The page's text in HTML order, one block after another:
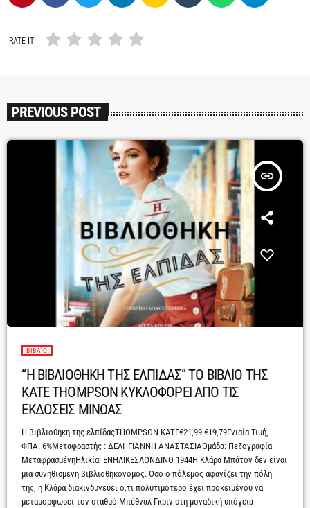
RATE IT
PREVIOUS POST
insert_link
ΒΙΒΛΊΟ
“Η ΒΙΒΛΙΟΘΗΚΗ ΤΗΣ ΕΛΠΙΔΑΣ” ΤΟ ΒΙΒΛΙΟ ΤΗΣ
KATE THOMPSON ΚΥΚΛΟΦΟΡΕΙ ΑΠΟ ΤΙΣ
ΕΚΔΟΣΕΙΣ ΜΙΝΩΑΣ
Η βιβλιοθήκη της ελπίδαςTHOMPSON KATE€21,99 €19,79Ενιαία Τιμή,
ΦΠΑ: 6%Mεταφραστής : ΔΕΛΗΓΙΑΝΝΗ ΑΝΑΣΤΑΣΙΑΟμάδα: Πεζογραφία
ΜεταφρασμένηΗλικία: ΕΝΗΛΙΚΕΣΛΟΝΔΙΝΟ 1944Η Κλάρα Μπάτον δεν είναι
μια συνηθισμένη βιβλιοθηκονόμος. Όσο ο πόλεμος αφανίζει την πόλη
της, η Κλάρα διακινδυνεύει ό,τι πολυτιμότερο έχει προκειμένου να
μεταμορφώσει τον σταθμό Μπέθναλ Γκριν στη μοναδική υπόγεια